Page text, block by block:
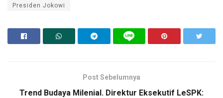
Presiden Jokowi
Post Sebelumnya
Trend Budaya Milenial. Direktur Eksekutif LeSPK: